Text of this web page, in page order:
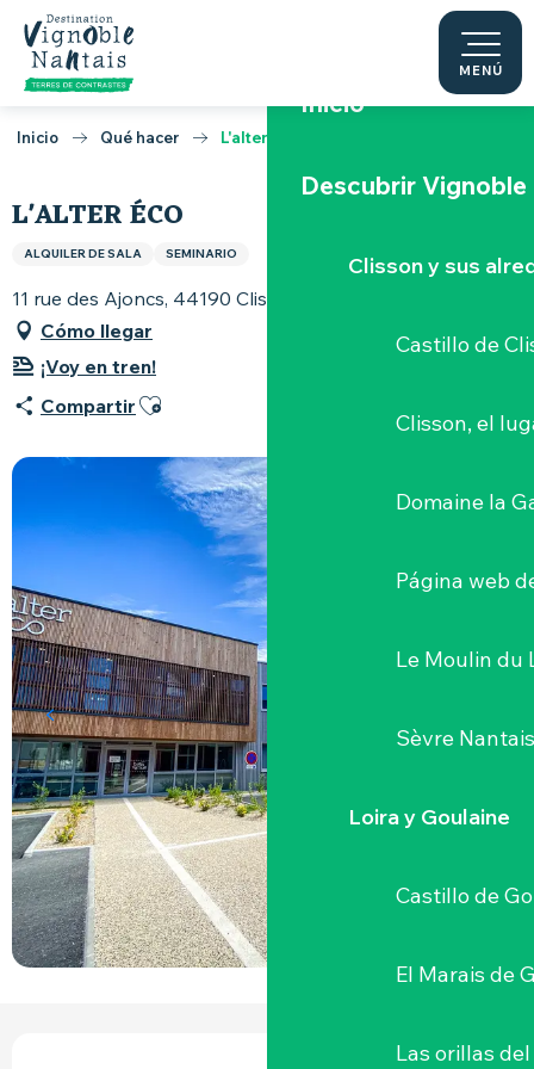
Aller
contenu
principal
MENÚ
Inicio
Descubrir Vignoble
Clisson y sus
Castillo de
Clisson, el
Domaine la
Página web
Le Moulin du
Sèvre
Loira y Goulaine
Castillo de
El Marais de
Las orillas
Inicio Qué hacer L'alter éco
L'ALTER ÉCO
ALQUILER DE SALA SEMINARIO
11 rue des Ajoncs, 44190 Clisson
Cómo llegar
¡Voy en tren!
Compartir Ajouter aux favoris
HORARIOS Y DATOS DE CONTACTO